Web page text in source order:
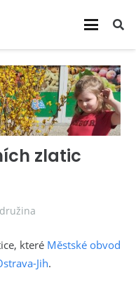
zlatic
které Městské obvod
Jih.